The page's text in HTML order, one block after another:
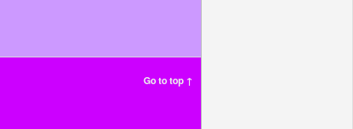
Go to top ↑